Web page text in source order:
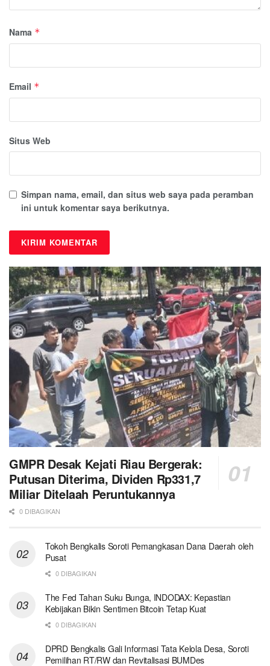
Nama *
Email *
Situs Web
Simpan nama, email, dan situs web saya pada peramban
ini untuk komentar saya berikutnya.
GMPR Desak Kejati Riau Bergerak:
Putusan Diterima, Dividen Rp331,7
Miliar Ditelaah Peruntukannya
0 DIBAGIKAN
Tokoh Bengkalis Soroti Pemangkasan Dana Daerah oleh
Pusat
0 DIBAGIKAN
The Fed Tahan Suku Bunga, INDODAX: Kepastian
Kebijakan Bikin Sentimen Bitcoin Tetap Kuat
0 DIBAGIKAN
DPRD Bengkalis Gali Informasi Tata Kelola Desa, Soroti
Pemilihan RT/RW dan Revitalisasi BUMDes